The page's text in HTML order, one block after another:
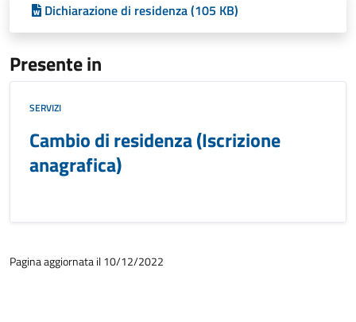
Dichiarazione di residenza (105 KB)
Presente in
SERVIZI
Cambio di residenza (Iscrizione
anagrafica)
Pagina aggiornata il 10/12/2022